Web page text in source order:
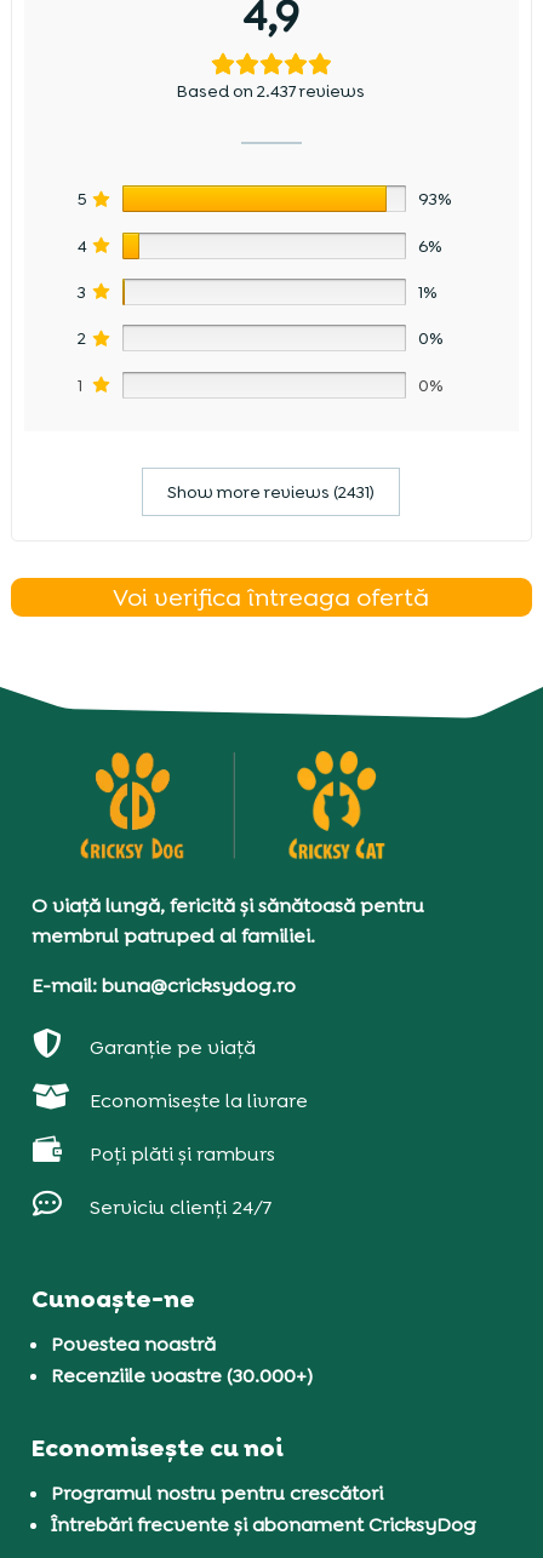
4,9
Based on 2.437 reviews
5 93%
4 6%
3 1%
2 0%
1 0%
Show more reviews (2431)
Voi verifica întreaga ofertă
O viață lungă, fericită și sănătoasă pentru
membrul patruped al familiei.
E-mail: buna@cricksydog.ro
 Garanție pe viață
 Economisește la livrare
 Poți plăti și ramburs
 Serviciu clienți 24/7
Cunoaște-ne
Povestea noastră
Recenziile voastre (30.000+)
Economisește cu noi
Programul nostru pentru crescători
Întrebări frecvente și abonament CricksyDog